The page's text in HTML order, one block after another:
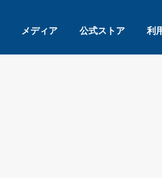
メディア 公式ストア 利